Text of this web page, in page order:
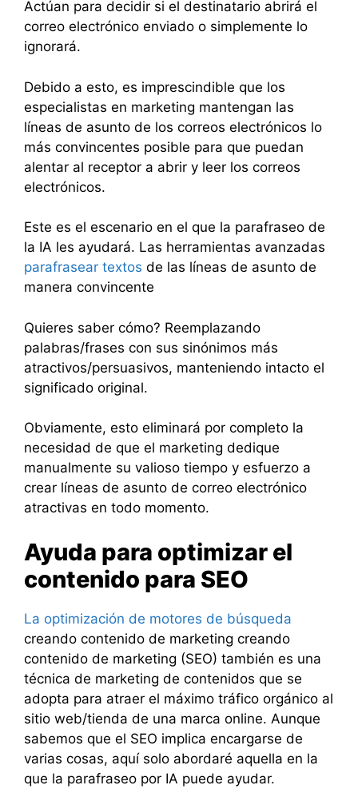
Actúan para decidir si el destinatario abrirá el
correo electrónico enviado o simplemente lo
ignorará.
Debido a esto, es imprescindible que los
especialistas en marketing mantengan las
líneas de asunto de los correos electrónicos lo
más convincentes posible para que puedan
alentar al receptor a abrir y leer los correos
electrónicos.
Este es el escenario en el que la parafraseo de
la IA les ayudará. Las herramientas avanzadas
parafrasear textos de las líneas de asunto de
manera convincente
Quieres saber cómo? Reemplazando
palabras/frases con sus sinónimos más
atractivos/persuasivos, manteniendo intacto el
significado original.
Obviamente, esto eliminará por completo la
necesidad de que el marketing dedique
manualmente su valioso tiempo y esfuerzo a
crear líneas de asunto de correo electrónico
atractivas en todo momento.
Ayuda para optimizar el
contenido para SEO
La optimización de motores de búsqueda
creando contenido de marketing creando
contenido de marketing (SEO) también es una
técnica de marketing de contenidos que se
adopta para atraer el máximo tráfico orgánico al
sitio web/tienda de una marca online. Aunque
sabemos que el SEO implica encargarse de
varias cosas, aquí solo abordaré aquella en la
que la parafraseo por IA puede ayudar.